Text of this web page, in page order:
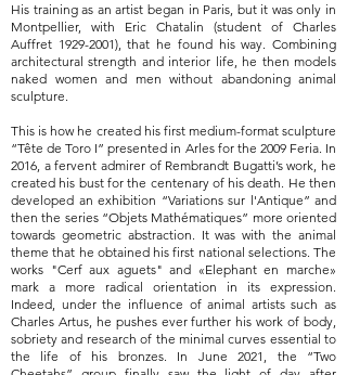
His training as an artist began in Paris, but it was only in
Montpellier, with Eric Chatalin (student of Charles
Auffret 1929-2001), that he found his way. Combining
architectural strength and interior life, he then models
naked women and men without abandoning animal
sculpture.
This is how he created his first medium-format sculpture
“Tête de Toro I” presented in Arles for the 2009 Feria. In
2016, a fervent admirer of Rembrandt Bugatti’s work, he
created his bust for the centenary of his death. He then
developed an exhibition “Variations sur l'Antique” and
then the series “Objets Mathématiques” more oriented
towards geometric abstraction. It was with the animal
theme that he obtained his first national selections. The
works "Cerf aux aguets" and «Elephant en marche»
mark a more radical orientation in its expression.
Indeed, under the influence of animal artists such as
Charles Artus, he pushes ever further his work of body,
sobriety and research of the minimal curves essential to
the life of his bronzes. In June 2021, the “Two